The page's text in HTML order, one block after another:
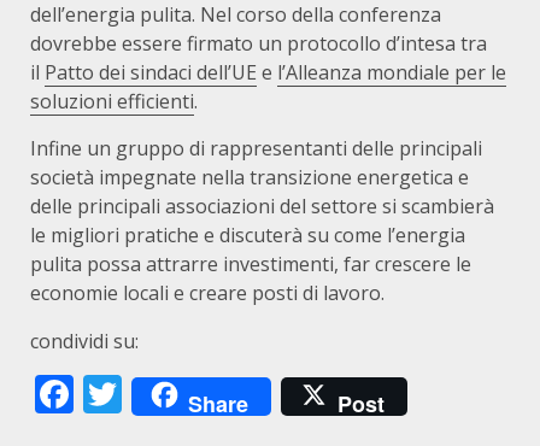
dell’energia pulita. Nel corso della conferenza
dovrebbe essere firmato un protocollo d’intesa tra
il Patto dei sindaci dell’UE e l’Alleanza mondiale per le
soluzioni efficienti.
Infine un gruppo di rappresentanti delle principali
società impegnate nella transizione energetica e
delle principali associazioni del settore si scambierà
le migliori pratiche e discuterà su come l’energia
pulita possa attrarre investimenti, far crescere le
economie locali e creare posti di lavoro.
condividi su:
Facebook
Twitter
Share Post